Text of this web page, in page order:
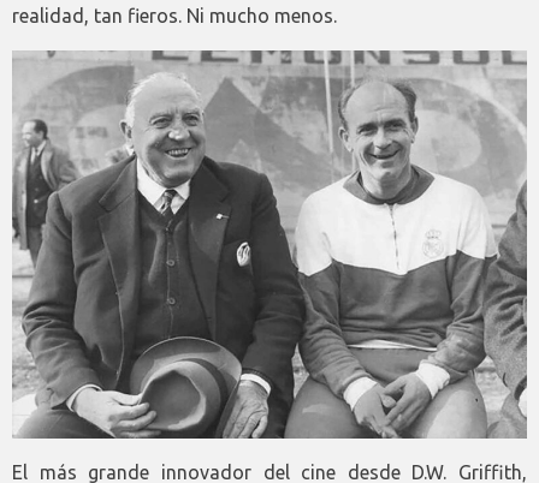
realidad, tan fieros. Ni mucho menos.
El más grande innovador del cine desde D.W. Griffith,